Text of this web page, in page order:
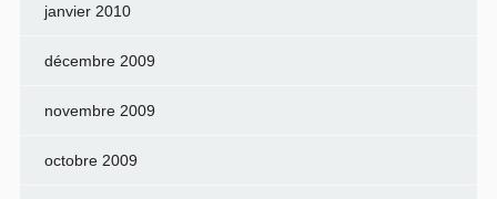
janvier 2010
décembre 2009
novembre 2009
octobre 2009